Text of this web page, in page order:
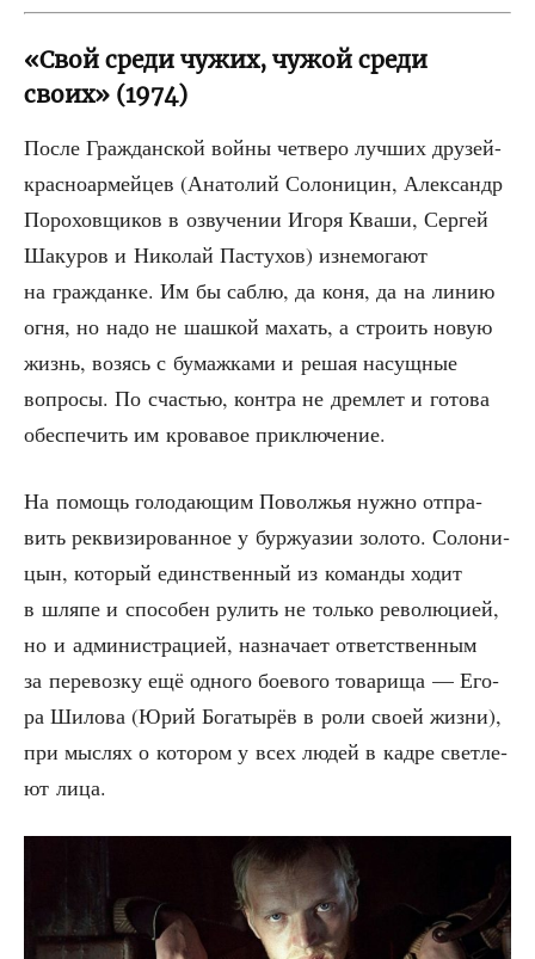
«Свой среди чужих, чужой среди
своих» (1974)
После Граж­дан­ской вой­ны чет­ве­ро луч­ших дру­зей-
крас­но­ар­мей­цев (Ана­то­лий Соло­ни­цин, Алек­сандр
Поро­хов­щи­ков в озву­че­нии Иго­ря Ква­ши, Сер­гей
Шаку­ров и Нико­лай Пас­ту­хов) изне­мо­га­ют
на граж­дан­ке. Им бы саб­лю, да коня, да на линию
огня, но надо не шаш­кой махать, а стро­ить новую
жизнь, возясь с бумаж­ка­ми и решая насущ­ные
вопро­сы. По сча­стью, кон­тра не дрем­лет и гото­ва
обес­пе­чить им кро­ва­вое приключение.
На помощь голо­да­ю­щим Повол­жья нуж­но отпра­
вить рек­ви­зи­ро­ван­ное у бур­жу­а­зии золо­то. Соло­ни­
цын, кото­рый един­ствен­ный из коман­ды ходит
в шля­пе и спо­со­бен рулить не толь­ко рево­лю­ци­ей,
но и адми­ни­стра­ци­ей, назна­ча­ет ответ­ствен­ным
за пере­воз­ку ещё одно­го бое­во­го това­ри­ща — Его­
ра Шило­ва (Юрий Бога­ты­рёв в роли сво­ей жиз­ни),
при мыс­лях о кото­ром у всех людей в кад­ре свет­ле­
ют лица.